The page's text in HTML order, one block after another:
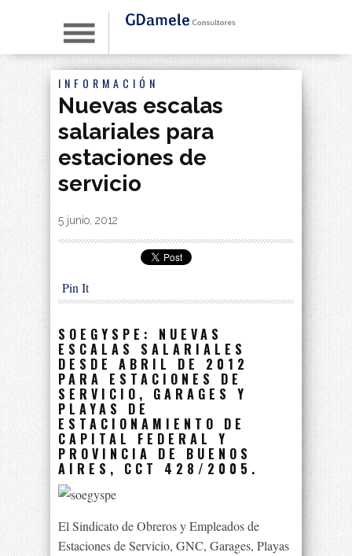
INFORMACIÓN
Nuevas escalas
salariales para
estaciones de
servicio
By|
5 junio, 2012
Pin It
SOEGYSPE: NUEVAS
ESCALAS SALARIALES
DESDE ABRIL DE 2012
PARA ESTACIONES DE
SERVICIO, GARAGES Y
PLAYAS DE
ESTACIONAMIENTO DE
CAPITAL FEDERAL Y
PROVINCIA DE BUENOS
AIRES, CCT 428/2005.
El Sindicato de Obreros y Empleados de
Estaciones de Servicio, GNC, Garages, Playas